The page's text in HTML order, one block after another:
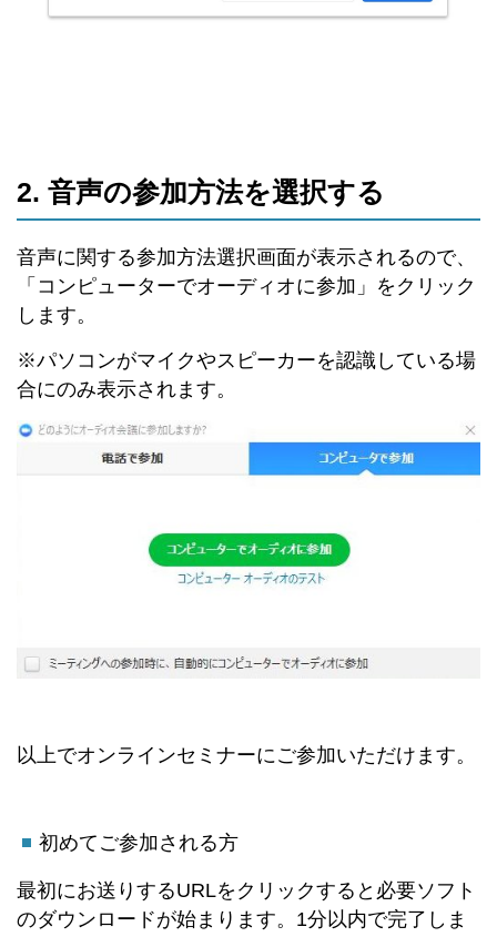
2. 音声の参加方法を選択する
音声に関する参加方法選択画面が表示されるので、
「コンピューターでオーディオに参加」をクリック
します。
※パソコンがマイクやスピーカーを認識している場
合にのみ表示されます。
以上でオンラインセミナーにご参加いただけます。
初めてご参加される方
最初にお送りするURLをクリックすると必要ソフト
のダウンロードが始まります。1分以内で完了しま